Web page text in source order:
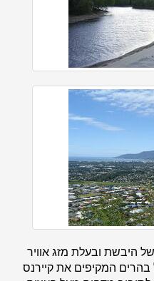
היבשת ובעלת מזג אוויר
בהרים המקיפים את קיירנס